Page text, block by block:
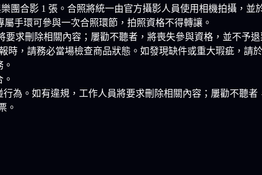
團合影 1 張。合照將統一由官方攝影人員使用相機拍攝，
手環可參與一次合照環節，拍照資格不得轉讓。
求刪除相關內容；屢勸不聽者，將喪失參與資格，並不予退
，請務必當場檢查商品狀態。如發現缺件或重大瑕疵，請
為。如有違規，工作人員將要求刪除相關內容；屢勸不聽者
。